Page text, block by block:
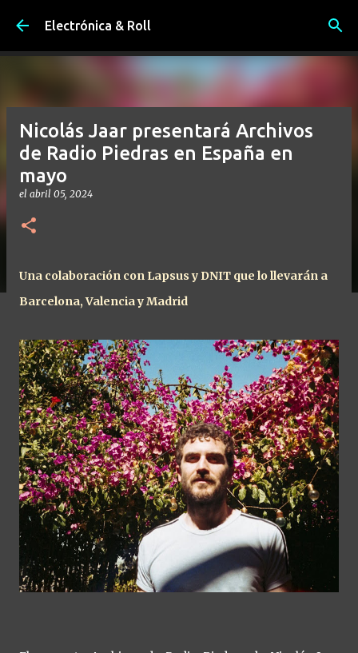
Ir al contenido principal
Electrónica & Roll
Nicolás Jaar presentará Archivos
de Radio Piedras en España en
mayo
el abril 05, 2024
Una colaboración con Lapsus y DNIT que lo llevarán a
Barcelona, Valencia y Madrid